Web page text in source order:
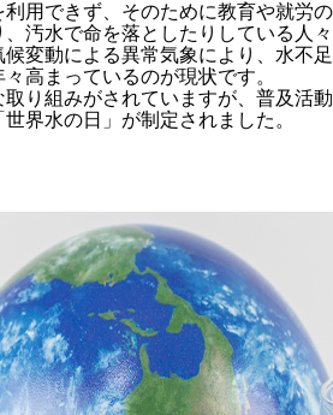
用できず、そのために教育や就労の
汚水で命を落としたりしている人々
変動による異常気象により、水不足
高まっているのが現状です。
り組みがされていますが、普及活動
界水の日」が制定されました。